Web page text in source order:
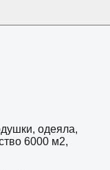
одеяла,
6000 м2,